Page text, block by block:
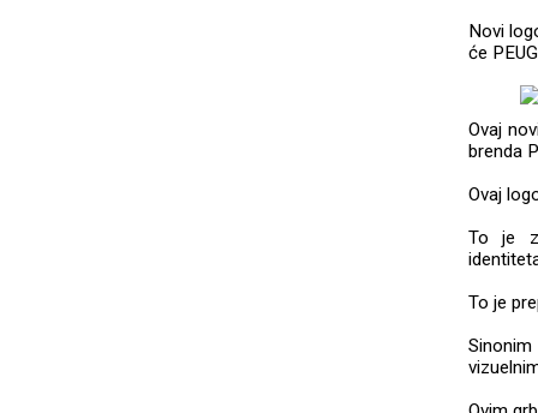
Novi
će
Ovaj
brenda
Ovaj
To je
To je